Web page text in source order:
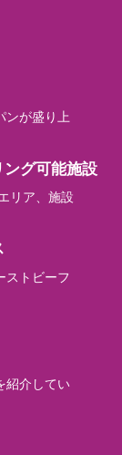
ンが盛り上
グ可能施設
リア、施設
ストビーフ
紹介してい